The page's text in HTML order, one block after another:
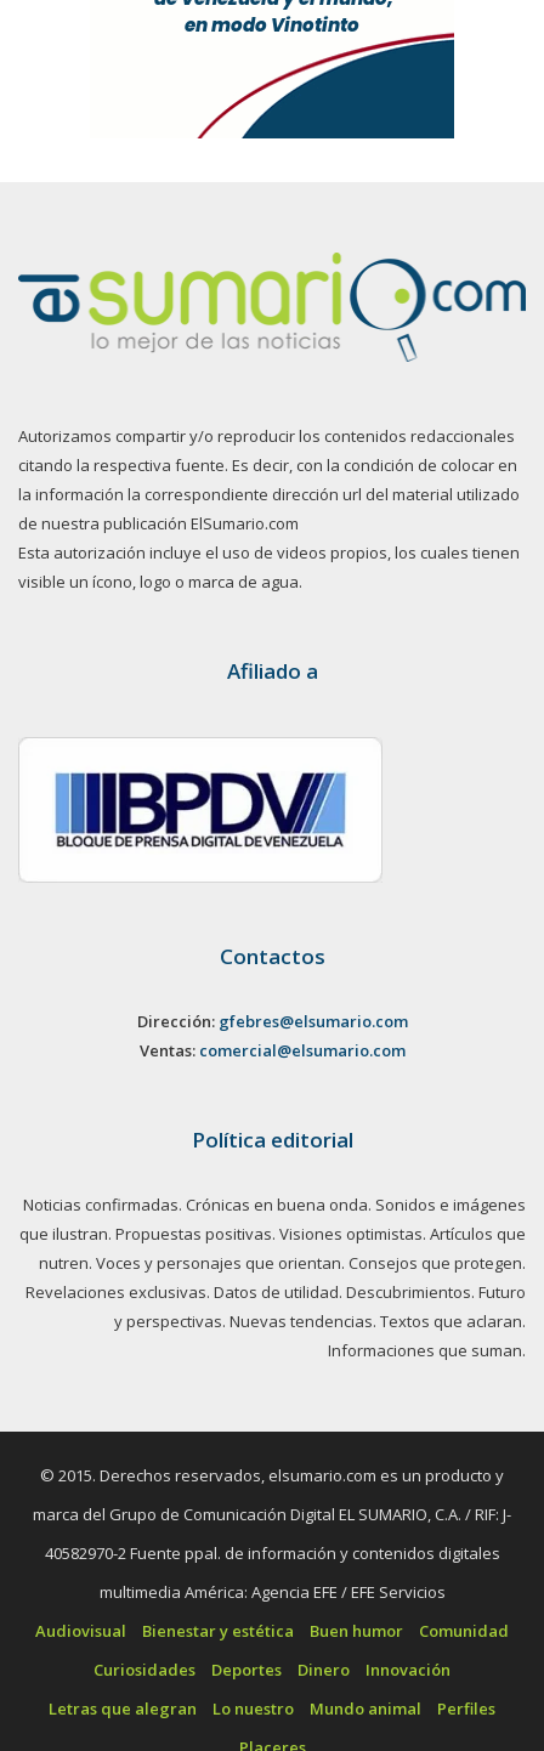
Autorizamos compartir y/o reproducir los contenidos redaccionales
citando la respectiva fuente. Es decir, con la condición de colocar en
la información la correspondiente dirección url del material utilizado
de nuestra publicación ElSumario.com
Esta autorización incluye el uso de videos propios, los cuales tienen
visible un ícono, logo o marca de agua.
Afiliado a
Contactos
Dirección: gfebres@elsumario.com
Ventas: comercial@elsumario.com
Política editorial
Noticias confirmadas. Crónicas en buena onda. Sonidos e imágenes
que ilustran. Propuestas positivas. Visiones optimistas. Artículos que
nutren. Voces y personajes que orientan. Consejos que protegen.
Revelaciones exclusivas. Datos de utilidad. Descubrimientos. Futuro
y perspectivas. Nuevas tendencias. Textos que aclaran.
Informaciones que suman.
© 2015. Derechos reservados, elsumario.com es un producto y
marca del Grupo de Comunicación Digital EL SUMARIO, C.A. / RIF: J-
40582970-2 Fuente ppal. de información y contenidos digitales
multimedia América: Agencia EFE / EFE Servicios
Audiovisual
Bienestar y estética Buen humor
Comunidad
Curiosidades
Deportes Dinero
Innovación
Letras que alegran
Lo nuestro Mundo animal
Perfiles